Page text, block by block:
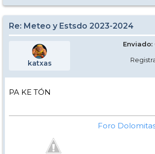
Re: Meteo y Estsdo 2023-2024
katxas
Enviado:
PA KE TÓN
Foro